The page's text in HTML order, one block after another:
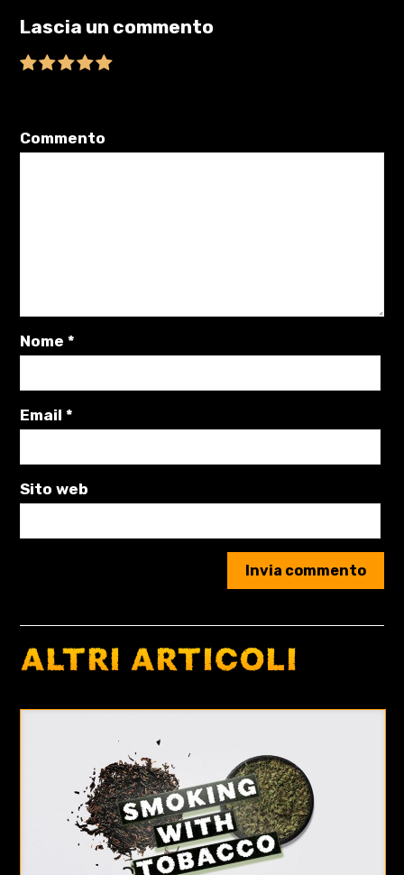
Lascia un commento
Commento
Nome*
Email*
Sito web
ALTRI ARTICOLI